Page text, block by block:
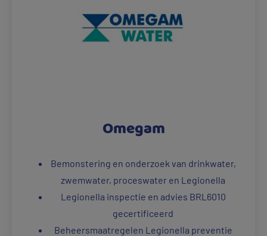
Omegam
Bemonstering en onderzoek van drinkwater,
zwemwater, proceswater en Legionella
Legionella inspectie en advies BRL6010
gecertificeerd
Beheersmaatregelen Legionella preventie